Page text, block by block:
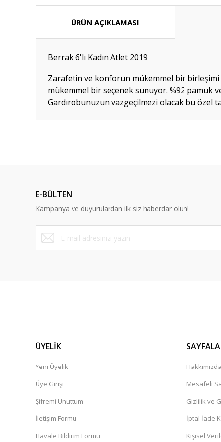
ÜRÜN AÇIKLAMASI
Berrak 6'lı Kadın Atlet 2019
Zarafetin ve konforun mükemmel bir birleşimi
mükemmel bir seçenek sunuyor. %92 pamuk
Gardırobunuzun vazgeçilmezi olacak bu özel
Ürün bilgilerinde hatalar bulunuyor.
Ürün fiyatı diğer sitelerden daha pahalı.
Bu ürüne benzer farklı alternatifler olmalı.
E-BÜLTEN
Kampanya ve duyurulardan ilk siz haberdar olun!
ÜYELİK
Yeni Üyelik
Üye Girişi
Şifremi Unuttum
İletişim Formu
Havale Bildirim Formu
Hakkımızda
Mesafeli
Gizlilik ve
İptal İade
Kişisel